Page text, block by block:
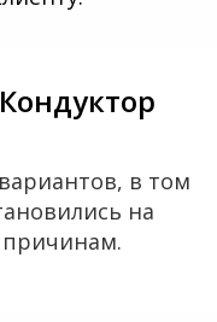
в том
на
причинам.